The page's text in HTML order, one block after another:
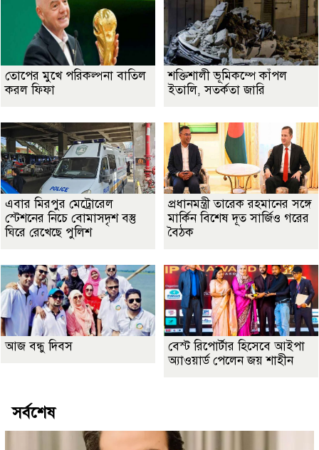
তোপের মুখে পরিকল্পনা বাতিল
করল ফিফা
শক্তিশালী ভূমিকম্পে কাঁপল
ইতালি, সতর্কতা জারি
এবার মিরপুর মেট্রোরেল
স্টেশনের নিচে বোমাসদৃশ বস্তু
ঘিরে রেখেছে পুলিশ
প্রধানমন্ত্রী তারেক রহমানের সঙ্গে
মার্কিন বিশেষ দূত সার্জিও গরের
বৈঠক
আজ বন্ধু দিবস
বেস্ট রিপোর্টার হিসেবে আইপা
অ্যাওয়ার্ড পেলেন জয় শাহীন
সর্বশেষ